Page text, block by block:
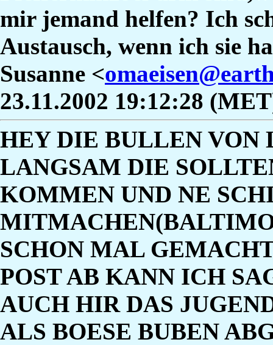
mir jemand helfen? Ich
Austausch, wenn ich sie
Susanne <
23.11.2002 19:12:28
HEY DIE BULLEN VON
LANGSAM DIE
KOMMEN UND NE
SCHON MAL
POST AB KANN ICH
AUCH HIR DAS
ALS BOESE BUBEN